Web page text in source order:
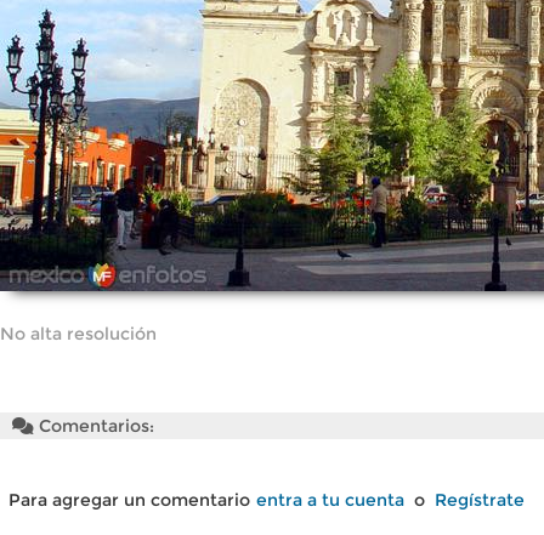
No alta resolución
Comentarios:
Para agregar un comentario entra a tu cuenta o Regístrate